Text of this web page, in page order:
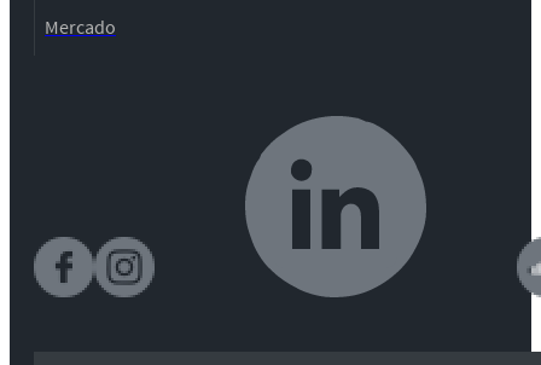
Mercado